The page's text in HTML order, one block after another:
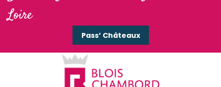
Loire
Pass’ Châteaux